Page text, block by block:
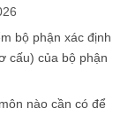
bộ phận xác định
cấu) của bộ phận
nào cần có để